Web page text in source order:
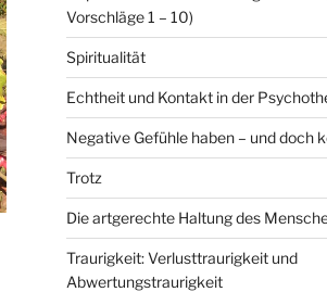
Vorschläge 1 – 10)
Spiritualität
Echtheit und Kontakt in der
Negative Gefühle haben – und doch
Trotz
Die artgerechte Haltung des
Traurigkeit: Verlusttraurigkeit und
Abwertungstraurigkeit